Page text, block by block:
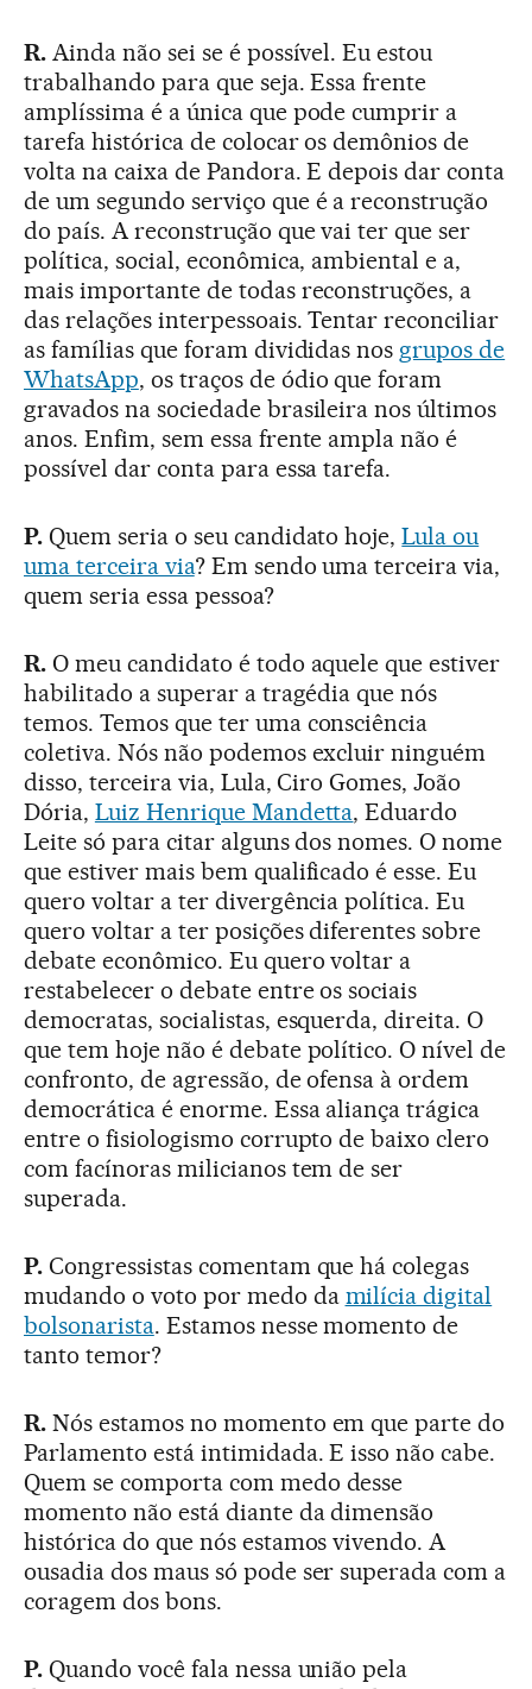
R. Ainda não sei se é possível. Eu estou
trabalhando para que seja. Essa frente
amplíssima é a única que pode cumprir a
tarefa histórica de colocar os demônios de
volta na caixa de Pandora. E depois dar conta
de um segundo serviço que é a reconstrução
do país. A reconstrução que vai ter que ser
política, social, econômica, ambiental e a,
mais importante de todas reconstruções, a
das relações interpessoais. Tentar reconciliar
as famílias que foram divididas nos grupos de
WhatsApp, os traços de ódio que foram
gravados na sociedade brasileira nos últimos
anos. Enfim, sem essa frente ampla não é
possível dar conta para essa tarefa.
P. Quem seria o seu candidato hoje,Lula ou
uma terceira via? Em sendo uma terceira via,
quem seria essa pessoa?
R. O meu candidato é todo aquele que estiver
habilitado a superar a tragédia que nós
temos. Temos que ter uma consciência
coletiva. Nós não podemos excluir ninguém
disso, terceira via, Lula, Ciro Gomes, João
Dória, Luiz Henrique Mandetta, Eduardo
Leite só para citar alguns dos nomes. O nome
que estiver mais bem qualificado é esse. Eu
quero voltar a ter divergência política. Eu
quero voltar a ter posições diferentes sobre
debate econômico. Eu quero voltar a
restabelecer o debate entre os sociais
democratas, socialistas, esquerda, direita. O
que tem hoje não é debate político. O nível de
confronto, de agressão, de ofensa à ordem
democrática é enorme. Essa aliança trágica
entre o fisiologismo corrupto de baixo clero
com facínoras milicianos tem de ser
superada.
P. Congressistas comentam que há colegas
mudando o voto por medo da milícia digital
bolsonarista. Estamos nesse momento de
tanto temor?
R. Nós estamos no momento em que parte do
Parlamento está intimidada. E isso não cabe.
Quem se comporta com medo desse
momento não está diante da dimensão
histórica do que nós estamos vivendo. A
ousadia dos maus só pode ser superada com a
coragem dos bons.
P. Quando você fala nessa união pela